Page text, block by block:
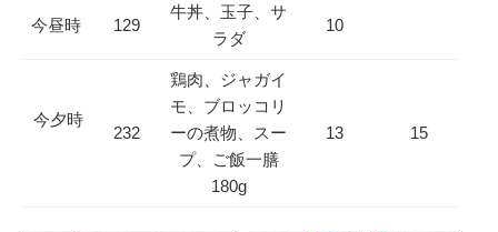
今昼時 129
牛丼、玉子、サ
ラダ
10
今夕時
232
鶏肉、ジャガイ
モ、ブロッコリ
ーの煮物、スー
プ、ご飯一膳
180g
13 15